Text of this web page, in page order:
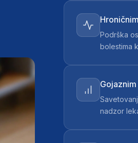
Podrška
bolestima
nadzor